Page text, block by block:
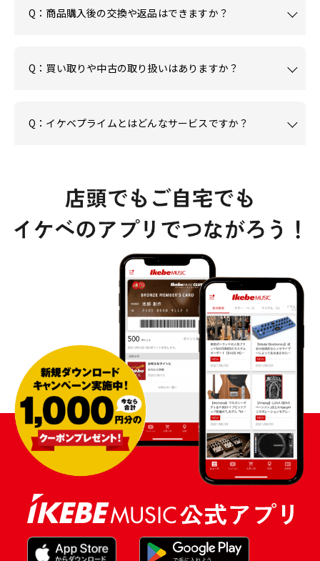
Q：商品購入後の交換や返品はできますか？
Q：買い取りや中古の取り扱いはありますか？
Q：イケベプライムとはどんなサービスですか？